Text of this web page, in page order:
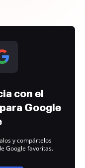
con el
Google
y compártelos
Google favoritas.